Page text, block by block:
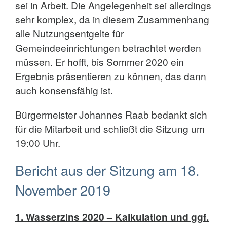
sei in Arbeit. Die Angelegenheit sei allerdings
sehr komplex, da in diesem Zusammenhang
alle Nutzungsentgelte für
Gemeindeeinrichtungen betrachtet werden
müssen. Er hofft, bis Sommer 2020 ein
Ergebnis präsentieren zu können, das dann
auch konsensfähig ist.
Bürgermeister Johannes Raab bedankt sich
für die Mitarbeit und schließt die Sitzung um
19:00 Uhr.
Bericht aus der Sitzung am 18.
November 2019
1. Wasserzins 2020 – Kalkulation und ggf.